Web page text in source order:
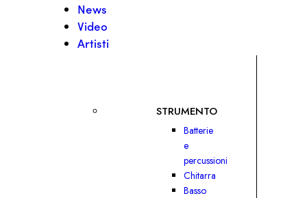
News
Video
Artisti
STRUMENTO
Batterie
e
percussioni
Chitarra
Basso